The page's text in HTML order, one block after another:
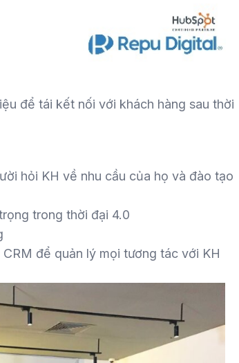
để tái kết nối với khách hàng sau thời
hỏi KH về nhu cầu của họ và đào tạo
trong thời đại 4.0
để quản lý mọi tương tác với KH